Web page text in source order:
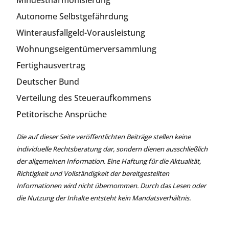
Autonome Selbstgefährdung
Winterausfallgeld-Vorausleistung
Wohnungseigentümerversammlung
Fertighausvertrag
Deutscher Bund
Verteilung des Steueraufkommens
Petitorische Ansprüche
Die auf dieser Seite veröffentlichten Beiträge stellen keine
individuelle Rechtsberatung dar, sondern dienen ausschließlich
der allgemeinen Information. Eine Haftung für die Aktualität,
Richtigkeit und Vollständigkeit der bereitgestellten
Informationen wird nicht übernommen. Durch das Lesen oder
die Nutzung der Inhalte entsteht kein Mandatsverhältnis.